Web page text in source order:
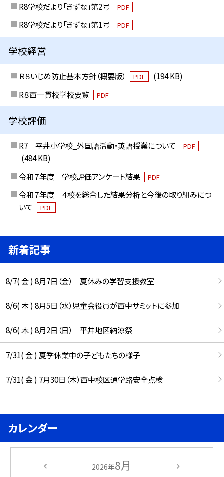
R8学校だより「きずな」第2号
PDF
R8学校だより「きずな」第1号 PDF
学校経営
Ｒ８いじめ防止基本方針（概要版） PDF
(194 KB)
R８西一貫校学校要覧
PDF
学校評価
R7 平井小学校_外国語活動・英語授業について PDF
(484 KB)
令和７年度 学校評価アンケート結果
PDF
令和７年度 ４校を総合した結果分析と今後の取り組みにつ
いて
PDF
新着記事
8/7( 金 ) 8月7日（金） 夏休みの学習支援教室
8/6( 木 ) 8月5日（水）児童会役員が西中サミットに参加
8/6( 木 ) 8月2日（日） 平井地区納涼祭
7/31( 金 ) 夏季休業中の子どもたちの様子
7/31( 金 ) 7月30日（木）西中校区通学路安全点検
カレンダー
2026年8月